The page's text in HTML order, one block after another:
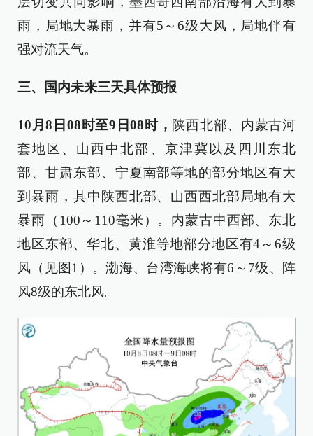
雨，局地大暴雨，并有5～6级大风，局地伴有
强对流天气。
三、国内未来三天具体预报
10月8日08时至9日08时， 陕西北部、内蒙古河
套地区、山西中北部、京津冀以及四川东北
部、甘肃东部、宁夏南部等地的部分地区有大
到暴雨，其中陕西北部、山西西北部局地有大
暴雨（100～110毫米）。内蒙古中西部、东北
地区东部、华北、黄淮等地部分地区有4～6级
风（见图1）。渤海、台湾海峡将有6～7级、阵
风8级的东北风。